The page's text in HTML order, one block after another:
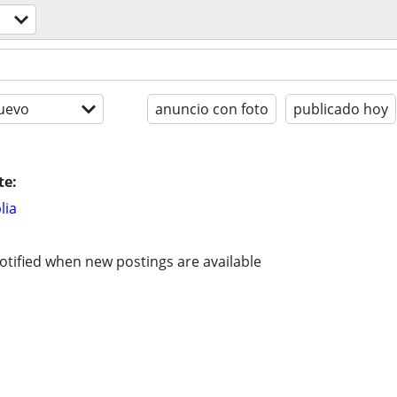
anuncio con foto publicado hoy
when new postings are available